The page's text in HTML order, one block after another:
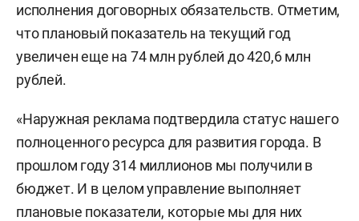
исполнения договорных обязательств. Отметим,
что плановый показатель на текущий год
увеличен еще на 74 млн рублей до 420,6 млн
рублей.
«Наружная реклама подтвердила статус нашего
полноценного ресурса для развития города. В
прошлом году 314 миллионов мы получили в
бюджет. И в целом управление выполняет
плановые показатели, которые мы для них